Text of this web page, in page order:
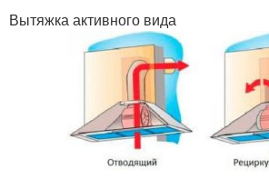
Вытяжка активного вида